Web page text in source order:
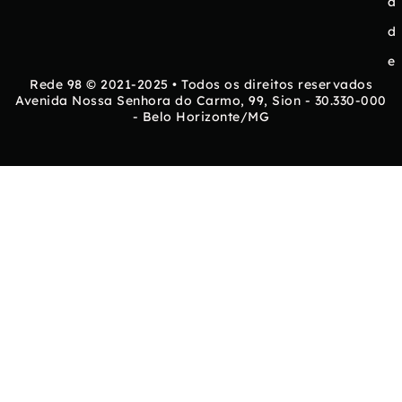
d
e
Rede 98 © 2021-2025 • Todos os direitos reservados
Avenida Nossa Senhora do Carmo, 99, Sion - 30.330-000
- Belo Horizonte/MG